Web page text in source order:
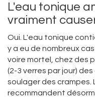
L'eau tonique
vraiment
Oui. L'eau tonique
y a eu de nombreux
voire mortel, chez des
(2-3 verres par jour)
soulager des
recommandent